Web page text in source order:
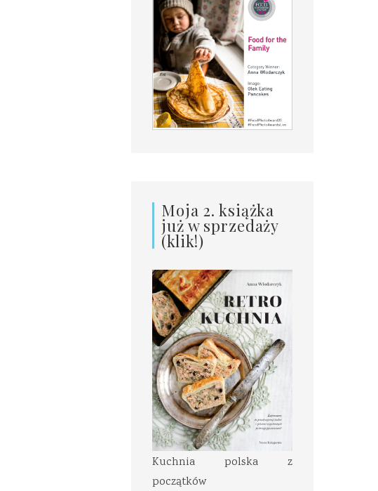
Moja 2. książka
już w sprzedaży
(klik!)
Kuchnia polska z
początków